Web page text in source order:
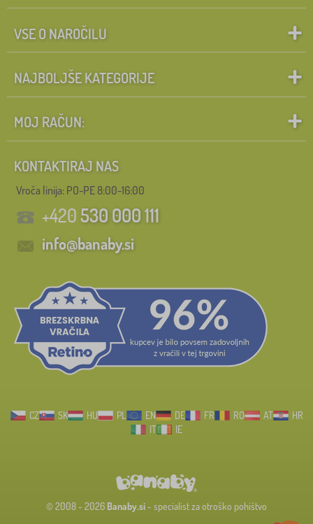
VSE O NAROČILU
NAJBOLJŠE KATEGORIJE
MOJ RAČUN:
KONTAKTIRAJ NAS
Vroča linija: PO-PE 8:00-16:00
+420530 000 111
info@banaby.si
CZ SK HU PL EN DE FR RO AT
HR
IT
IE
© 2008 - 2026 Banaby.si- specialist za otroško pohištvo